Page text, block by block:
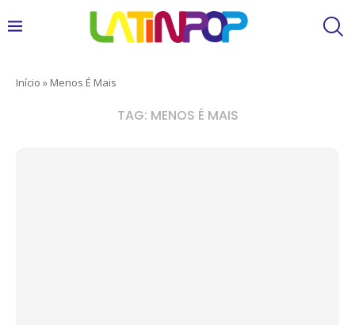
Início » Menos É Mais
TAG: MENOS É MAIS